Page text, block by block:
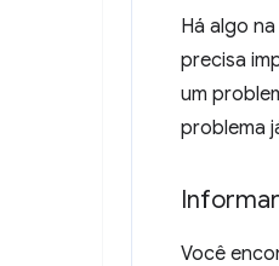
Há algo
precisa
um
problema
Você